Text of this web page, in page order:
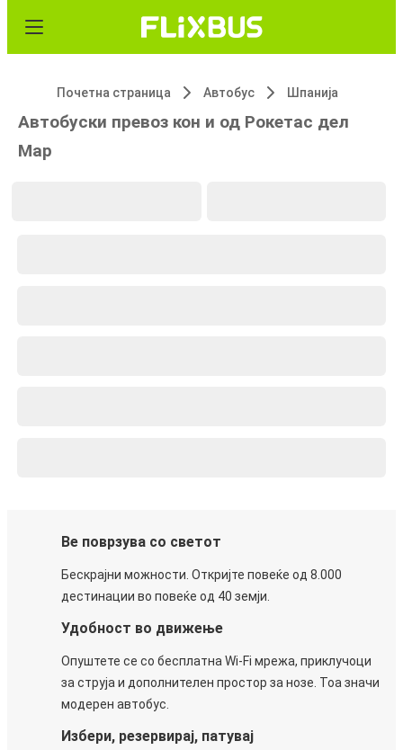
Почетна страница Автобус Шпанија
Автобуски превоз кон и од Рокетас дел
Мар
Ве поврзува со светот
Бескрајни можности. Откријте повеќе од 8.000
дестинации во повеќе од 40 земји.
Удобност во движење
Опуштете се со бесплатна Wi-Fi мрежа, приклучоци
за струја и дополнителен простор за нозе. Тоа значи
модерен автобус.
Избери, резервирај, патувај